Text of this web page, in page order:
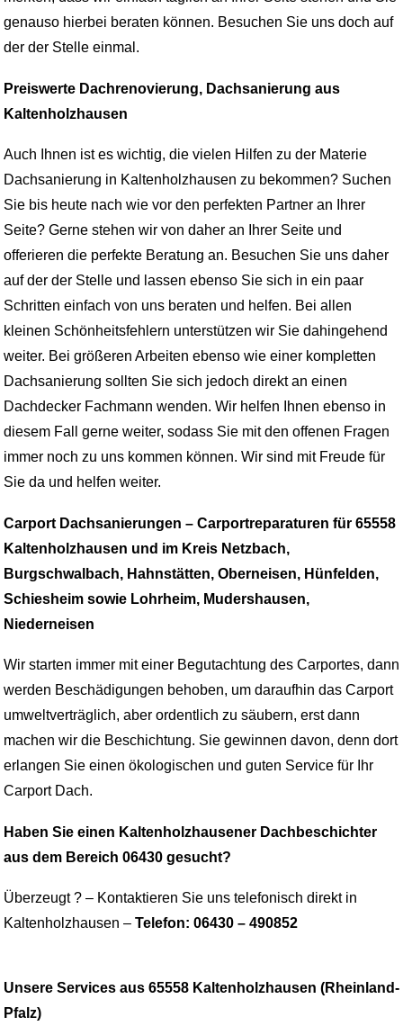
genauso hierbei beraten können. Besuchen Sie uns doch auf
der der Stelle einmal.
Preiswerte Dachrenovierung, Dachsanierung aus
Kaltenholzhausen
Auch Ihnen ist es wichtig, die vielen Hilfen zu der Materie
Dachsanierung in Kaltenholzhausen zu bekommen? Suchen
Sie bis heute nach wie vor den perfekten Partner an Ihrer
Seite? Gerne stehen wir von daher an Ihrer Seite und
offerieren die perfekte Beratung an. Besuchen Sie uns daher
auf der der Stelle und lassen ebenso Sie sich in ein paar
Schritten einfach von uns beraten und helfen. Bei allen
kleinen Schönheitsfehlern unterstützen wir Sie dahingehend
weiter. Bei größeren Arbeiten ebenso wie einer kompletten
Dachsanierung sollten Sie sich jedoch direkt an einen
Dachdecker Fachmann wenden. Wir helfen Ihnen ebenso in
diesem Fall gerne weiter, sodass Sie mit den offenen Fragen
immer noch zu uns kommen können. Wir sind mit Freude für
Sie da und helfen weiter.
Carport Dachsanierungen – Carportreparaturen für 65558
Kaltenholzhausen und im Kreis Netzbach,
Burgschwalbach, Hahnstätten, Oberneisen, Hünfelden,
Schiesheim sowie Lohrheim, Mudershausen,
Niederneisen
Wir starten immer mit einer Begutachtung des Carportes, dann
werden Beschädigungen behoben, um daraufhin das Carport
umweltverträglich, aber ordentlich zu säubern, erst dann
machen wir die Beschichtung. Sie gewinnen davon, denn dort
erlangen Sie einen ökologischen und guten Service für Ihr
Carport Dach.
Haben Sie einen Kaltenholzhausener Dachbeschichter
aus dem Bereich 06430 gesucht?
Überzeugt ? – Kontaktieren Sie uns telefonisch direkt in
Kaltenholzhausen – Telefon: 06430 – 490852
Unsere Services aus 65558 Kaltenholzhausen (Rheinland-
Pfalz)